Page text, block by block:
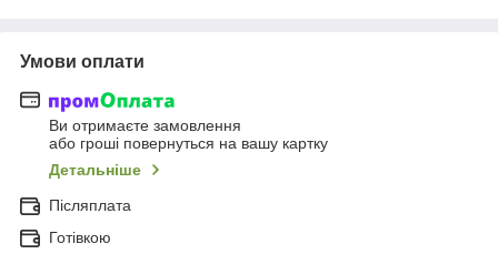
Умови оплати
Ви отримаєте замовлення
або гроші повернуться на вашу картку
Детальніше
Післяплата
Готівкою